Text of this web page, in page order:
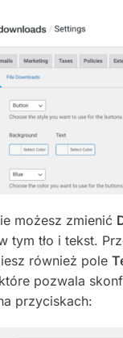
możesz zmienić
tym tło i tekst.
również pole
pozwala
przyciskach: